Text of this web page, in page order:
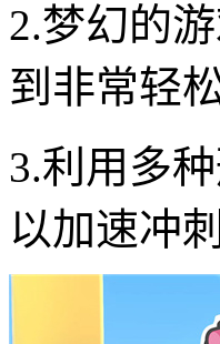
2.梦幻的
到非常轻松
3.利用多
以加速冲刺